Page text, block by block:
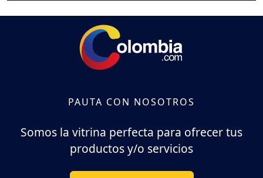
PAUTA CON NOSOTROS
Somos la vitrina perfecta para ofrecer tus
productos y/o servicios